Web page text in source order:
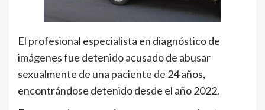
El profesional especialista en diagnóstico de
imágenes fue detenido acusado de abusar
sexualmente de una paciente de 24 años,
encontrándose detenido desde el año 2022.